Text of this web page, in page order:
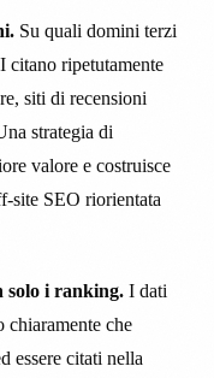
Su quali domini terzi
citano ripetutamente
siti di recensioni
strategia di
valore e costruisce
site SEO riorientata
solo i ranking. I dati
chiaramente che
essere citati nella